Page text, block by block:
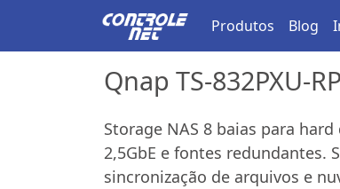
Produtos Blog
Qnap TS-832PXU-
Storage NAS 8 baias para hard
2,5GbE e fontes redundantes.
sincronização de arquivos e